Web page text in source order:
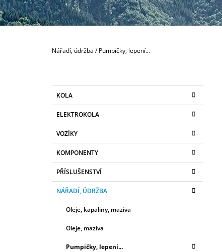
Domů
Nářadí, údržba / Pumpičky, lepení...
kategorie
K
T
G
O
R
E
KOLA
ELEKTROKOLA
VOZÍKY
KOMPONENTY
PŘÍSLUŠENSTVÍ
NÁŘADÍ, ÚDRŽBA
Oleje, kapaliny, maziva
Oleje, maziva
Pumpičky, lepení...
335 Kč